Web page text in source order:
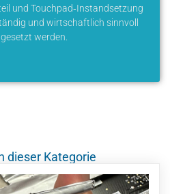
und Touchpad‑Instandsetzung
und wirtschaftlich sinnvoll
werden.
dieser Kategorie